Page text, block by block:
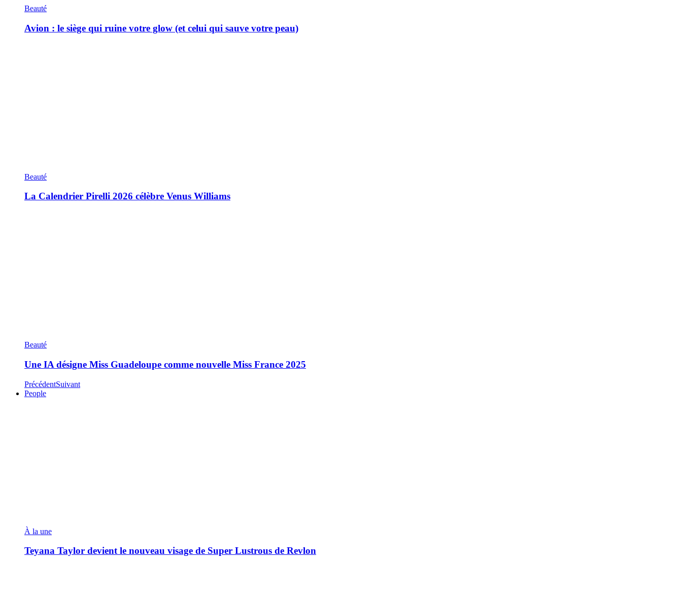
Beauté
Avion : le siège qui ruine votre glow (et celui qui sauve votre peau)
Beauté
La Calendrier Pirelli 2026 célèbre Venus Williams
Beauté
Une IA désigne Miss Guadeloupe comme nouvelle Miss France 2025
PrécédentSuivant
People
À la une
Teyana Taylor devient le nouveau visage de Super Lustrous de Revlon